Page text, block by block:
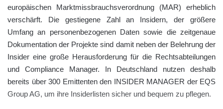
europäischen Marktmissbrauchsverordnung (MAR) erheblich
verschärft. Die gestiegene Zahl an Insidern, der größere
Umfang an personenbezogenen Daten sowie die zeitgenaue
Dokumentation der Projekte sind damit neben der Belehrung der
Insider eine große Herausforderung für die Rechtsabteilungen
und Compliance Manager. In Deutschland nutzen deshalb
bereits über 300 Emittenten den INSIDER MANAGER der EQS
Group AG, um ihre Insiderlisten sicher und bequem zu pflegen.